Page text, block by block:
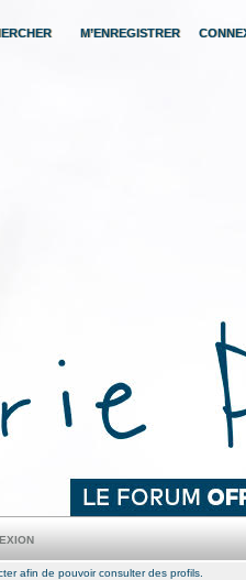
M’ENREGISTRER
afin de pouvoir consulter des profils.